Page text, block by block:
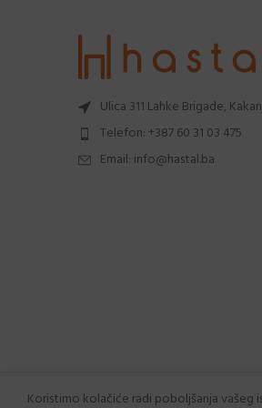
Ulica 311 Lahke Brigade,
Telefon: +387 60 31 03 475
Email: info@hastal.ba
Hastal.ba 2024 Sva prava
Koristimo kolačiće radi poboljšanja vašeg